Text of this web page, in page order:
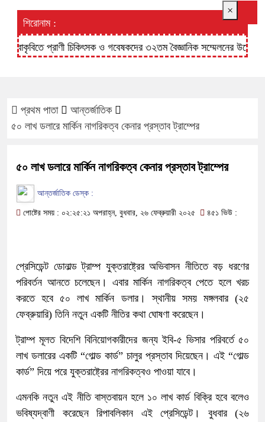
শিরোনাম :
বাকৃবিতে প্রাণী চিকিৎসক ও গবেষকদের ৩২তম বৈজ্ঞানিক সম্মেলনের উদ্বোধন
×
প্রথম পাতা
আন্তর্জাতিক
৫০ লাখ ডলারে মার্কিন নাগরিকত্ব কেনার প্রস্তাব ট্রাম্পের
৫০ লাখ ডলারে মার্কিন নাগরিকত্ব কেনার প্রস্তাব ট্রাম্পের
আন্তর্জাতিক ডেস্ক :
পোষ্টের সময় : ০২:২৫:২১ অপরাহ্ন, বুধবার, ২৬ ফেব্রুয়ারী ২০২৫ ৪৫১ ভিউ :
প্রেসিডেন্ট ডোনাল্ড ট্রাম্প যুক্তরাষ্ট্রের অভিবাসন নীতিতে বড় ধরণের
পরিবর্তন আনতে চলেছেন। এবার মার্কিন নাগরিকত্ব পেতে হলে খরচ
করতে হবে ৫০ লাখ মার্কিন ডলার। স্থানীয় সময় মঙ্গলবার (২৫
ফেব্রুয়ারি) তিনি নতুন একটি নীতির কথা ঘোষণা করেছেন।
ট্রাম্প মূলত বিদেশি বিনিয়োগকারীদের জন্য ইবি-৫ ভিসার পরিবর্তে ৫০
লাখ ডলারের একটি “গোল্ড কার্ড” চালুর প্রস্তাব দিয়েছেন। এই “গোল্ড
কার্ড” দিয়ে পরে যুক্তরাষ্ট্রের নাগরিকত্বও পাওয়া যাবে।
এমনকি নতুন এই নীতি বাস্তবায়ন হলে ১০ লাখ কার্ড বিক্রি হবে বলেও
ভবিষ্যদ্বাণী করেছেন রিপাবলিকান এই প্রেসিডেন্ট। বুধবার (২৬